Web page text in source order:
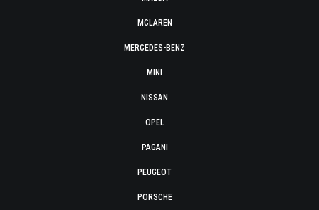
MCLAREN
MERCEDES-BENZ
MINI
NISSAN
OPEL
PAGANI
PEUGEOT
PORSCHE